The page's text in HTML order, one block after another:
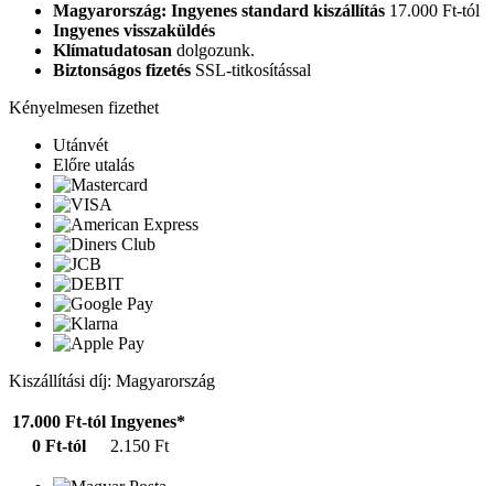
Magyarország: Ingyenes standard kiszállítás 17.000 Ft-tól
Ingyenes visszaküldés
Klímatudatosan dolgozunk.
Biztonságos fizetés SSL-titkosítással
Kényelmesen fizethet
Utánvét
Előre utalás
Kiszállítási díj: Magyarország
17.000 Ft-tól Ingyenes*
0 Ft-tól
2.150 Ft